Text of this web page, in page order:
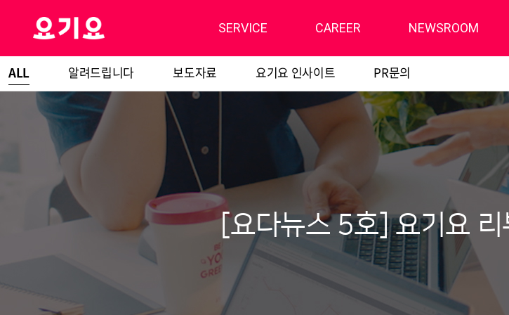
SERVICE CAREER NEWSROOM
ALL 알려드립니다 보도자료 요기요 인사이트 PR문의
[요다뉴스 5호] 요기요